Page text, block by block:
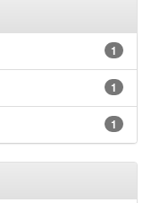
1
1
1